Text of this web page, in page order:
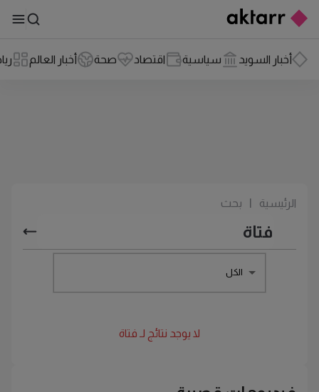
أخبار السويد سياسية اقتصاد صحة أخبار العالم
الرئيسية بحث
الكل
لا يوجد نتائج لـ فتاة